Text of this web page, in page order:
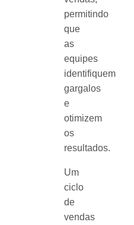
permitindo
que
as
equipes
identifiquem
gargalos
e
otimizem
os
resultados.
Um
ciclo
de
vendas